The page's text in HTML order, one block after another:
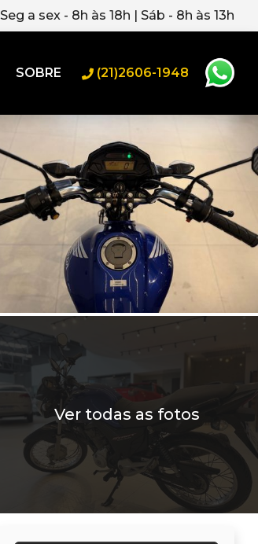
Seg a sex - 8h às 18h | Sáb - 8h às 13h
SOBRE (21)2606-1948
Ver todas as fotos